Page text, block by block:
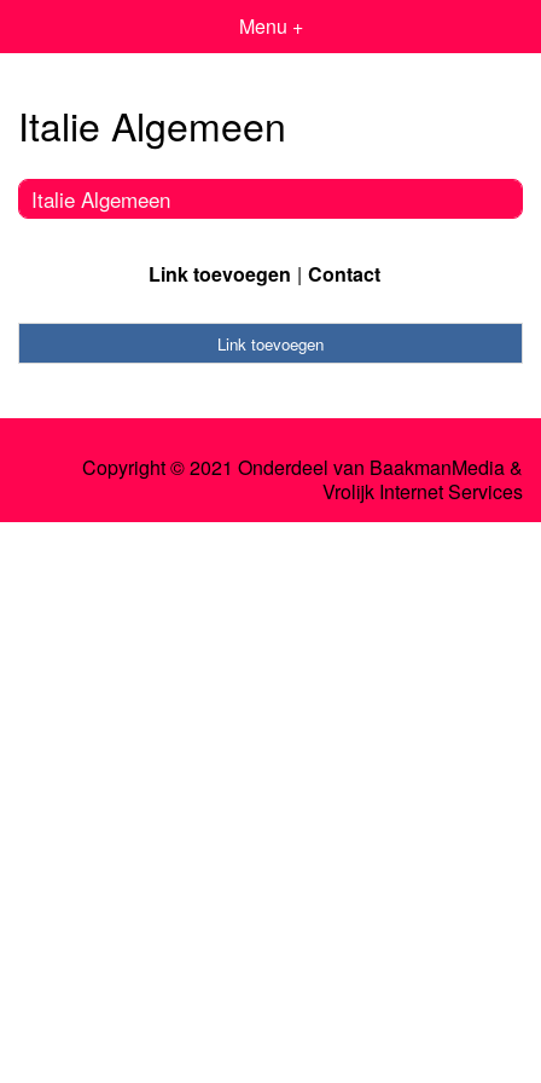
Menu +
Italie Algemeen
Italie Algemeen
Link toevoegen Contact
Link toevoegen
Copyright © 2021 Onderdeel van BaakmanMedia&
Vrolijk Internet Services